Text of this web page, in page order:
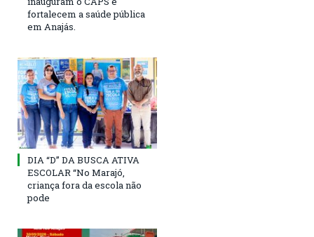
fortalecem a saúde pública
em Anajás.
DIA “D” DA BUSCA ATIVA
ESCOLAR “No Marajó,
criança fora da escola não
pode